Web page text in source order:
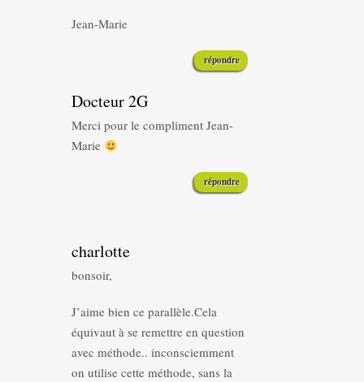
Jean-Marie
répondre
Docteur 2G
Merci pour le compliment Jean-
Marie
répondre
charlotte
bonsoir,
J’aime bien ce parallèle.Cela
équivaut à se remettre en question
avec méthode.. inconsciemment
on utilise cette méthode, sans la